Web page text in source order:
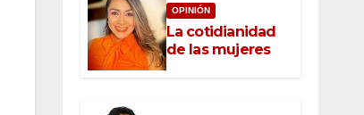
OPINIÓN
La cotidianidad
de las mujeres